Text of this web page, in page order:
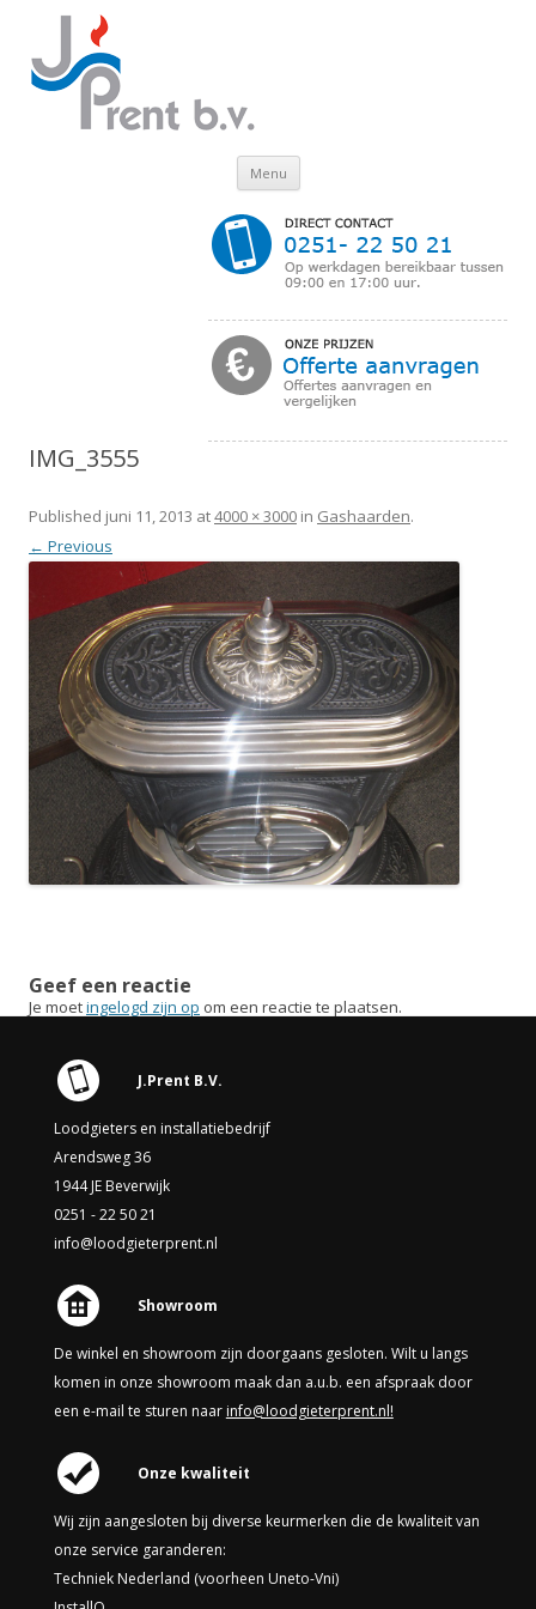
Menu Skip to content
IMG_3555
Published juni 11, 2013 at4000 × 3000 in Gashaarden.
← Previous
Geef een reactie
Je moetingelogd zijn op om een reactie te plaatsen.
J.Prent B.V.
Loodgieters en installatiebedrijf
Arendsweg 36
1944 JE Beverwijk
0251 - 22 50 21
info@loodgieterprent.nl
Showroom
De winkel en showroom zijn doorgaans gesloten. Wilt u langs
komen in onze showroom maak dan a.u.b. een afspraak door
een e-mail te sturen naar info@loodgieterprent.nl!
Onze kwaliteit
Wij zijn aangesloten bij diverse keurmerken die de kwaliteit van
onze service garanderen:
Techniek Nederland (voorheen Uneto-Vni)